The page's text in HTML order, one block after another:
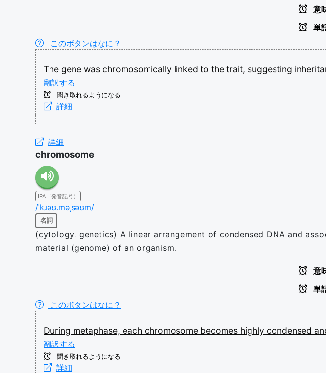
意
単
このボタンはなに？
The gene was chromosomically linked to the trait, suggesting
翻訳する
聞き取れるようになる
詳細
詳細
chromosome
IPA（発音記号）
/ˈkɹəʊ.məˌsəʊm/
名詞
(cytology, genetics) A linear arrangement of condensed DNA and
material (genome) of an organism.
意
単
このボタンはなに？
During metaphase, each chromosome becomes highly condensed
翻訳する
聞き取れるようになる
詳細